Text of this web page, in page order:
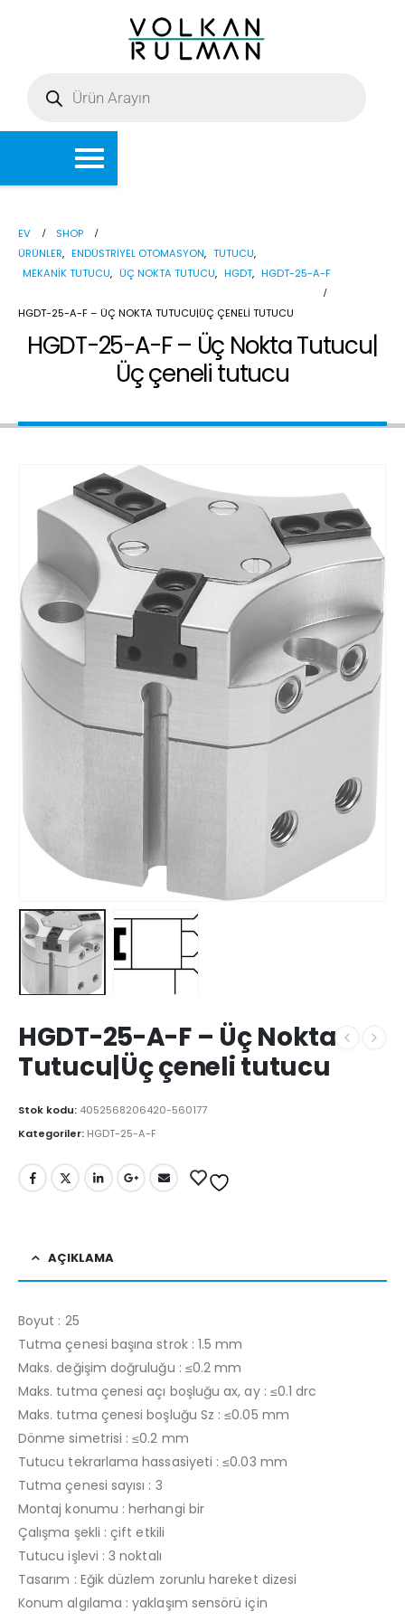
EV
SHOP
ÜRÜNLER, ENDÜSTRIYEL OTOMASYON, TUTUCU,
MEKANIK TUTUCU, ÜÇ NOKTA TUTUCU, HGDT, HGDT-25-A-F
HGDT-25-A-F – ÜÇ NOKTA TUTUCU|ÜÇ ÇENELI TUTUCU
HGDT-25-A-F – Üç Nokta Tutucu|
Üç çeneli tutucu
HGDT-25-A-F – Üç Nokta
Tutucu|Üç çeneli tutucu
Stok kodu: 4052568206420-560177
Kategoriler: HGDT-25-A-F
AÇIKLAMA
Boyut : 25
Tutma çenesi başına strok : 1.5 mm
Maks. değişim doğruluğu : ≤0.2 mm
Maks. tutma çenesi açı boşluğu ax, ay : ≤0.1 drc
Maks. tutma çenesi boşluğu Sz : ≤0.05 mm
Dönme simetrisi : ≤0.2 mm
Tutucu tekrarlama hassasiyeti : ≤0.03 mm
Tutma çenesi sayısı : 3
Montaj konumu : herhangi bir
Çalışma şekli : çift etkili
Tutucu işlevi : 3 noktalı
Tasarım : Eğik düzlem zorunlu hareket dizesi
Konum algılama : yaklaşım sensörü için